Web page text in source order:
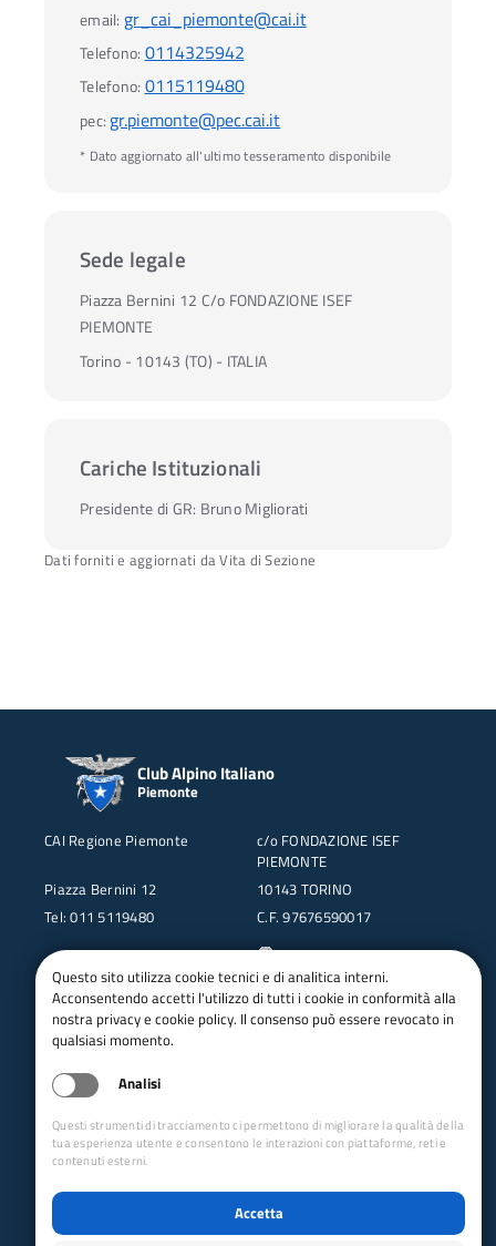
email: gr_cai_piemonte@cai.it
Telefono: 0114325942
Telefono:0115119480
pec: gr.piemonte@pec.cai.it
* Dato aggiornato all'ultimo tesseramento disponibile
Sede legale
Piazza Bernini 12 C/o FONDAZIONE ISEF
PIEMONTE
Torino - 10143 (TO) - ITALIA
Cariche Istituzionali
Presidente di GR: Bruno Migliorati
Dati forniti e aggiornati da Vita di Sezione
Club Alpino Italiano
Piemonte
CAI Regione Piemonte
c/o FONDAZIONE ISEF
PIEMONTE
Piazza Bernini 12
10143 TORINO
Tel: 011 5119480
C.F. 97676590017
Collegamenti Rapidi
Questo sito utilizza cookie tecnici e di analitica interni.
Acconsentendo accetti l'utilizzo di tutti i cookie in conformità alla
nostra privacy e cookie policy. Il consenso può essere revocato in
qualsiasi momento.
Analisi
Questi strumenti di tracciamento ci permettono di migliorare la qualità della
tua esperienza utente e consentono le interazioni con piattaforme, reti e
contenuti esterni.
Accetta